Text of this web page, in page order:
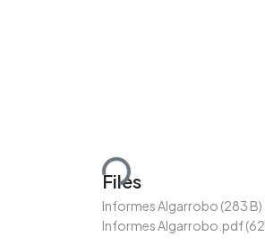
Loading...
Files
Informes Algarrobo (283 B)
Informes Algarrobo.pdf